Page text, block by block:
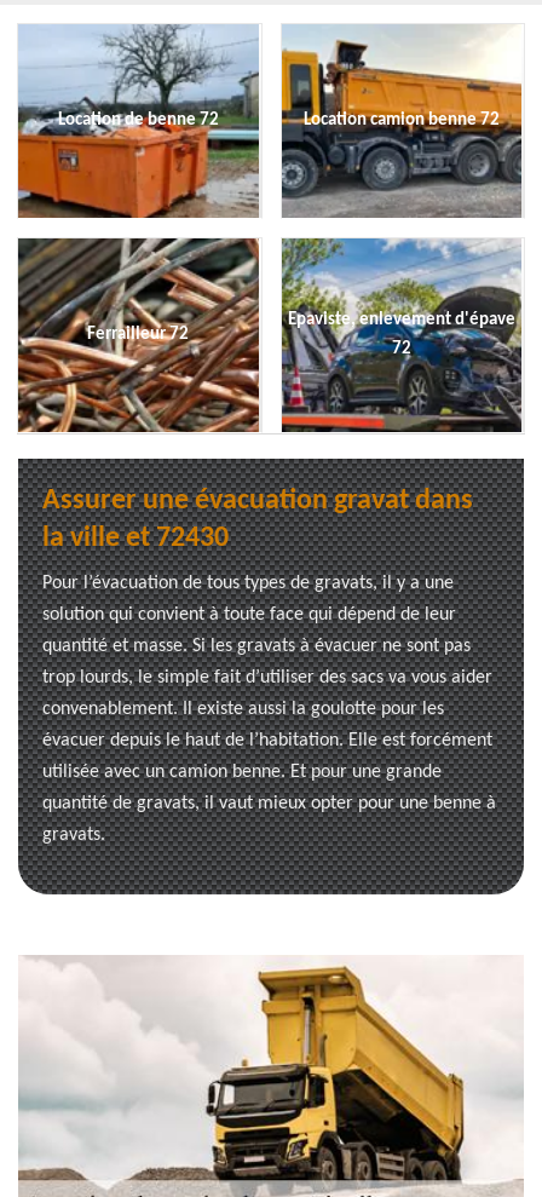
Location de benne 72 Location camion benne 72
Ferrailleur 72
Epaviste, enlevement d'épave
72
Assurer une évacuation gravat dans
la ville et 72430
Pour l’évacuation de tous types de gravats, il y a une
solution qui convient à toute face qui dépend de leur
quantité et masse. Si les gravats à évacuer ne sont pas
trop lourds, le simple fait d’utiliser des sacs va vous aider
convenablement. Il existe aussi la goulotte pour les
évacuer depuis le haut de l’habitation. Elle est forcément
utilisée avec un camion benne. Et pour une grande
quantité de gravats, il vaut mieux opter pour une benne à
gravats.